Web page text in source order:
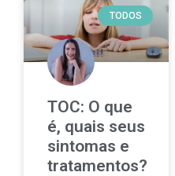
TODOS
TOC: O que
é, quais seus
sintomas e
tratamentos?